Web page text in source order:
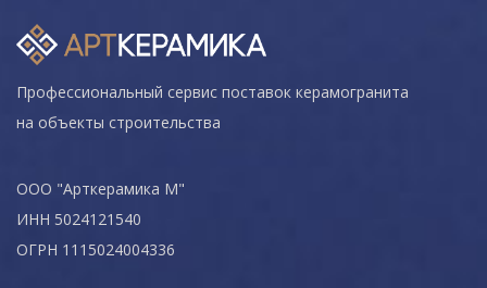
Профессиональный сервис поставок керамогранита
на объекты строительства
ООО "Арткерамика М"
ИНН 5024121540
ОГРН 1115024004336